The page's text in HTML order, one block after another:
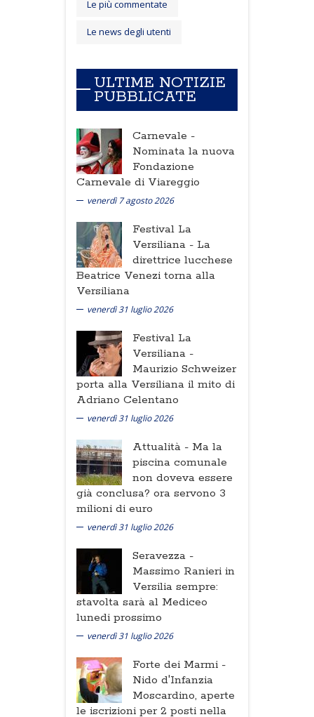
Le più commentate
Le news degli utenti
ULTIME NOTIZIE
PUBBLICATE
Carnevale -
Nominata la nuova
Fondazione
Carnevale di Viareggio
venerdì 7 agosto 2026
Festival La
Versiliana - La
direttrice lucchese
Beatrice Venezi torna alla
Versiliana
venerdì 31 luglio 2026
Festival La
Versiliana -
Maurizio Schweizer
porta alla Versiliana il mito di
Adriano Celentano
venerdì 31 luglio 2026
Attualità - Ma la
piscina comunale
non doveva essere
già conclusa? ora servono 3
milioni di euro
venerdì 31 luglio 2026
Seravezza -
Massimo Ranieri in
Versilia sempre:
stavolta sarà al Mediceo
lunedi prossimo
venerdì 31 luglio 2026
Forte dei Marmi -
Nido d'Infanzia
Moscardino, aperte
le iscrizioni per 2 posti nella